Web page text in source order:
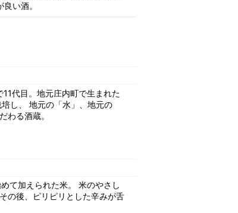
い酒。
代目。地元庄内町で生まれた
し、 地元の「水」、地元の
わる酒蔵。
て加えられた米。 米のやさし
の後、ピリピリとした辛みが舌